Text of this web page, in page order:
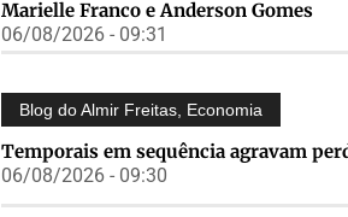
Marielle Franco e Anderson Gomes
06/08/2026 - 09:31
Blog do Almir Freitas Economia
Temporais em sequência agravam
06/08/2026 - 09:30